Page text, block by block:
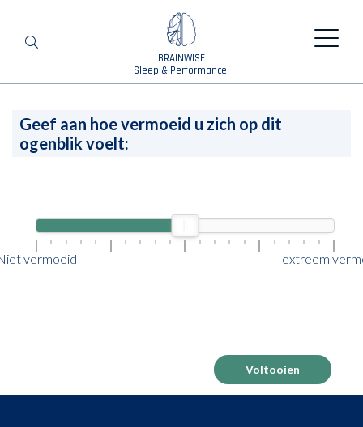
BRAINWISE
Sleep & Performance
Geef aan hoe vermoeid u zich op dit
ogenblik voelt:
vermoeid extreem